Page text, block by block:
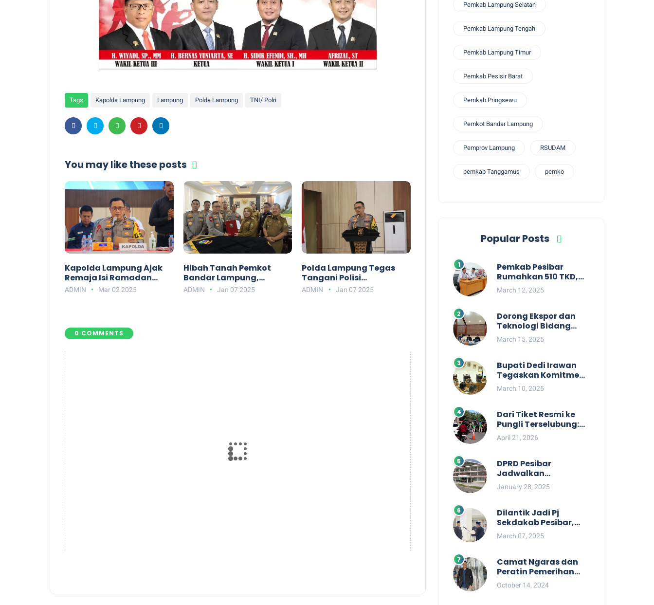
Tags Kapolda Lampung Lampung Polda Lampung TNI/ Polri
You may like these posts
Kapolda Lampung Ajak
Remaja Isi Ramadan
dengan Kegiatan Positif,
ADMIN Mar 02 2025
Hibah Tanah Pemkot
Bandar Lampung,
Dukung Pembangunan
ADMIN Jan 07 2025
Polda Lampung Tegas
Tangani Polisi
Bermasalah, Kapolda:
ADMIN Jan 07 2025
0 COMMENTS
Pemkab Lampung Selatan
Pemkab Lampung Tengah
Pemkab Lampung Timur
Pemkab Pesisir Barat
Pemkab Pringsewu
Pemkot Bandar Lampung
Pemprov Lampung RSUDAM
pemkab Tanggamus pemko
Popular Posts
Pemkab Pesibar
Rumahkan 510 TKD,
Suryadi : Jangan
Kaitkan Dengan
March 12, 2025
Dorong Ekspor dan
Teknologi Bidang
Perikanan, Bupati
Pesisir Barat Audiensi
March 15, 2025
Bupati Dedi Irawan
Tegaskan Komitmen
Kepemimpinan yang
Berpihak kepada
Rapat Koordinasi OPD
March 10, 2025
Dari Tiket Resmi ke
Pungli Terselubung:
Kisruh Rp36 Juta
Pengelolaan Tiket
Jukung
April 21, 2026
DPRD Pesibar
Jadwalkan
Pemanggilan Pihak
Pemkab Terkait Nasib
Tahun 2025
January 28, 2025
Dilantik Jadi Pj
Sekdakab Pesibar,
Tedi Zadmiko
Ternyata Punya
Gemilang
March 07, 2025
Camat Ngaras dan
Peratin Pemerihan
Diduga Terlibat
Politik Praktis,
October 14, 2024